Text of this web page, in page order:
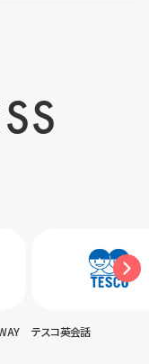
コ英会話